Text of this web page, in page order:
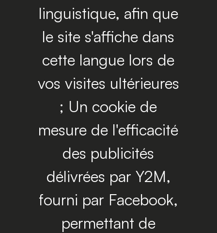
linguistique, afin que
le site s'affiche dans
cette langue lors de
vos visites ultérieures
; Un cookie de
mesure de l'efficacité
des publicités
délivrées par Y2M,
fourni par Facebook,
permettant de